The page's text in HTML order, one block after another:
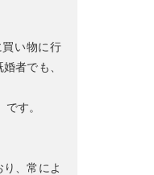
い物に行
者でも、
す。
、常によ